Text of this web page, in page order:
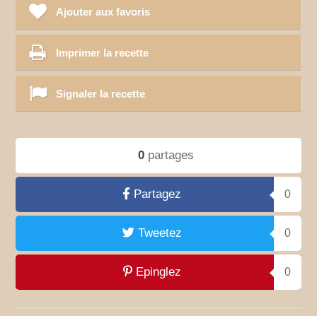
Ajouter aux favoris
Imprimer la recette
Signaler la recette
0partages
Partagez 0
Tweetez 0
Epinglez 0